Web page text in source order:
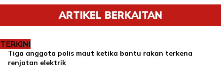
ARTIKEL BERKAITAN
TERKINI
Tiga anggota polis maut ketika bantu rakan terkena
renjatan elektrik